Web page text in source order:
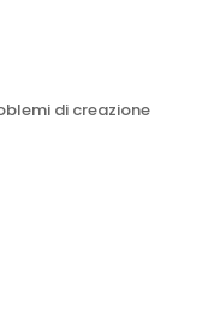
di creazione